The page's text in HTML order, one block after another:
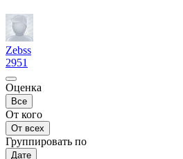
Zebss
2951
Оценка
Все
От кого
От всех
Группировать по
Дате